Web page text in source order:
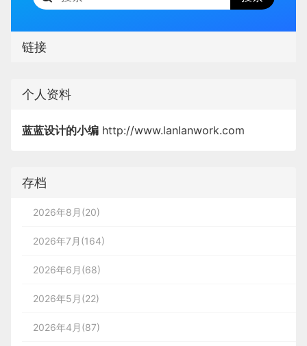
链接
个人资料
蓝蓝设计的小编 http://www.lanlanwork.com
存档
2026年8月(20)
2026年7月(164)
2026年6月(68)
2026年5月(22)
2026年4月(87)